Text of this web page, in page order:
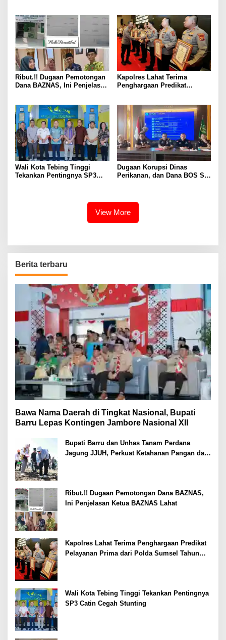
Ribut.!! Dugaan Pemotongan
Dana BAZNAS, Ini Penjelasan
Kapolres Lahat Terima
Penghargaan Predikat
Wali Kota Tebing Tinggi
Tekankan Pentingnya SP3
Dugaan Korupsi Dinas
Perikanan, dan Dana BOS SD
View More
Berita terbaru
Bawa Nama Daerah di Tingkat Nasional, Bupati
Barru Lepas Kontingen Jambore Nasional XII
Bupati Barru dan Unhas Tanam Perdana
Jagung JJUH, Perkuat Ketahanan Pangan dan
Ribut.!! Dugaan Pemotongan Dana BAZNAS,
Ini Penjelasan Ketua BAZNAS Lahat
Kapolres Lahat Terima Penghargaan Predikat
Pelayanan Prima dari Polda Sumsel Tahun
Wali Kota Tebing Tinggi Tekankan Pentingnya
SP3 Catin Cegah Stunting